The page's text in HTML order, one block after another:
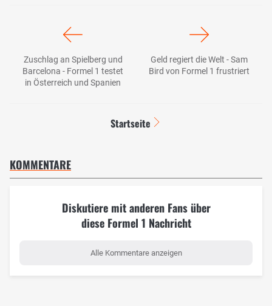
Zuschlag an Spielberg und
Barcelona - Formel 1 testet
in Österreich und Spanien
Geld regiert die Welt - Sam
Bird von Formel 1 frustriert
Startseite
KOMMENTARE
Diskutiere mit anderen Fans über
diese Formel 1 Nachricht
Alle Kommentare anzeigen